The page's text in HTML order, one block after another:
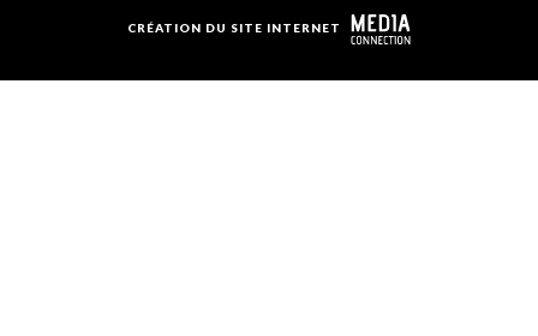
CRÉATION DU SITE INTERNET